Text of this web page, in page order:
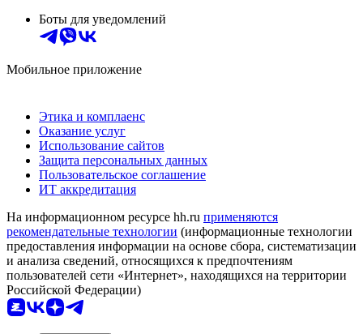
Боты для уведомлений
Мобильное приложение
Этика и комплаенс
Оказание услуг
Использование сайтов
Защита персональных данных
Пользовательское соглашение
ИТ аккредитация
На информационном ресурсе hh.ru применяются
рекомендательные технологии (информационные технологии
предоставления информации на основе сбора, систематизации
и анализа сведений, относящихся к предпочтениям
пользователей сети «Интернет», находящихся на территории
Российской Федерации)